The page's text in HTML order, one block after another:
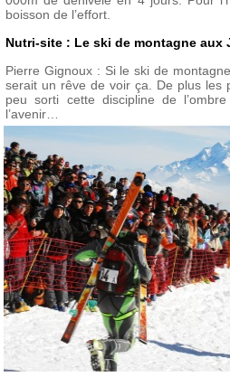
boisson de l’effort.
Nutri-site : Le ski de montagne aux
Pierre Gignoux : Si le ski de
serait un rêve de voir ça. De plus les
peu sorti cette discipline de
l’avenir…